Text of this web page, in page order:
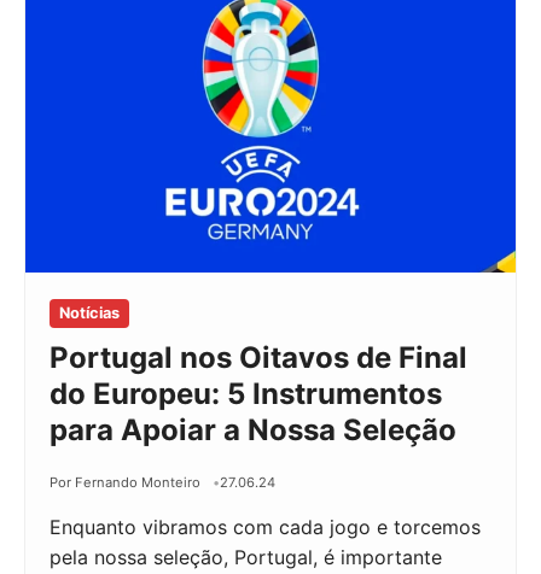
Notícias
Portugal nos Oitavos de Final
do Europeu: 5 Instrumentos
para Apoiar a Nossa Seleção
Por Fernando Monteiro 27.06.24
Enquanto vibramos com cada jogo e torcemos
pela nossa seleção, Portugal, é importante